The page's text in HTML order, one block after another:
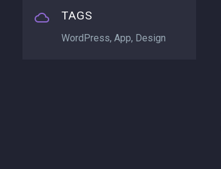
TAGS
WordPress, App, Design